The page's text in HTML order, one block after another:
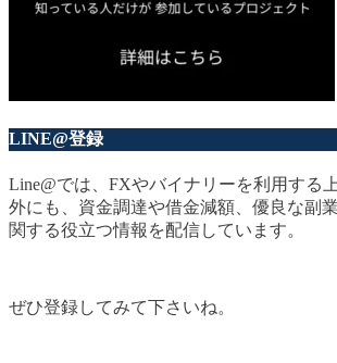
LINE@登録
Line@では、FXやバイナリーを利用する
外にも、資金調達や借金減額、優良な副
関する役立つ情報を配信しています。
ぜひ登録してみて下さいね。